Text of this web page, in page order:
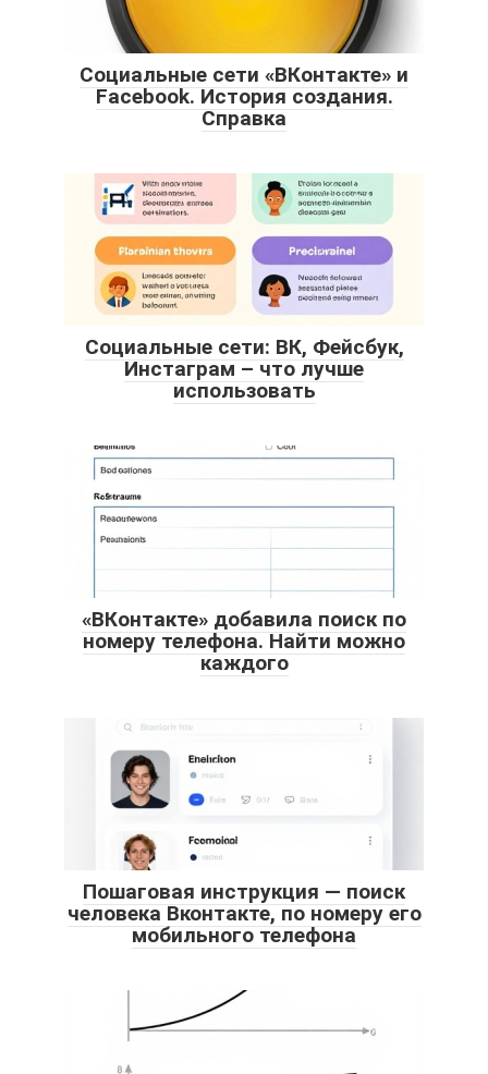
Социальные сети «ВКонтакте» и
Facebook. История создания.
Справка
Социальные сети: ВК, Фейсбук,
Инстаграм – что лучше
использовать
«ВКонтакте» добавила поиск по
номеру телефона. Найти можно
каждого
Пошаговая инструкция — поиск
человека Вконтакте, по номеру его
мобильного телефона